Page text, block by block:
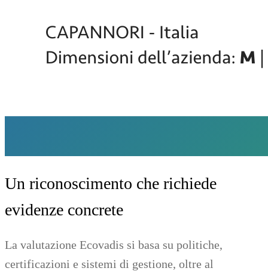
Un riconoscimento che richiede
evidenze concrete
La valutazione Ecovadis si basa su politiche,
certificazioni e sistemi di gestione, oltre al